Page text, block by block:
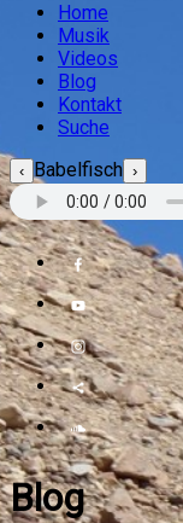
Home
Musik
Videos
Blog
Kontakt
Suche
‹ Babelfisch ›
Blog